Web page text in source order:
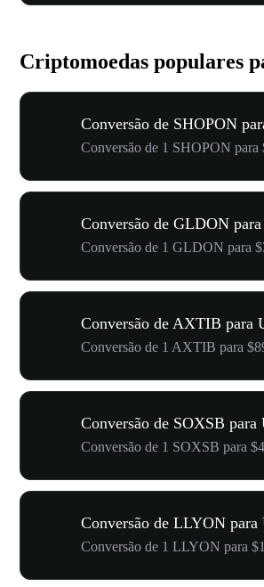
Criptomoedas populares
Conversão de SHOPON
Conversão de 1 SHOPON para
Conversão de GLDON
Conversão de 1 GLDON para
Conversão de AXTIB para
Conversão de 1 AXTIB para
Conversão de SOXSB para
Conversão de 1 SOXSB para
Conversão de LLYON para
Conversão de 1 LLYON para